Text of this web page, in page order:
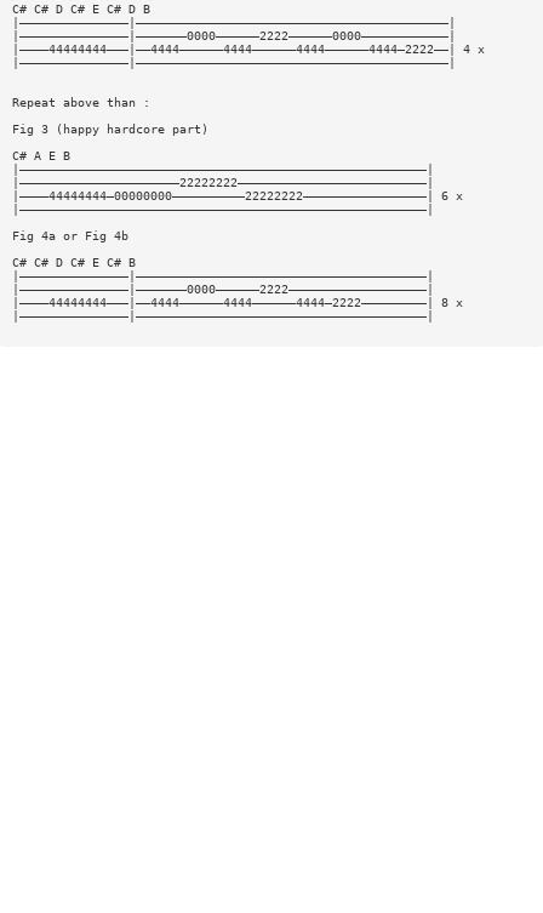
C# C# D C# E C# D B
|———————————————|———————————————————————————————————————————|
|———————————————|———————0000——————2222——————0000————————————|
|————44444444———|——4444——————4444——————4444——————4444—2222——| 4 x
|———————————————|———————————————————————————————————————————|
Repeat above than :
Fig 3 (happy hardcore part)
C# A E B
|————————————————————————————————————————————————————————|
|——————————————————————22222222——————————————————————————|
|————44444444—00000000——————————22222222—————————————————| 6 x
|————————————————————————————————————————————————————————|
Fig 4a or Fig 4b
C# C# D C# E C# B
|———————————————|————————————————————————————————————————|
|———————————————|———————0000——————2222———————————————————|
|————44444444———|——4444——————4444——————4444—2222—————————| 8 x
|———————————————|————————————————————————————————————————|